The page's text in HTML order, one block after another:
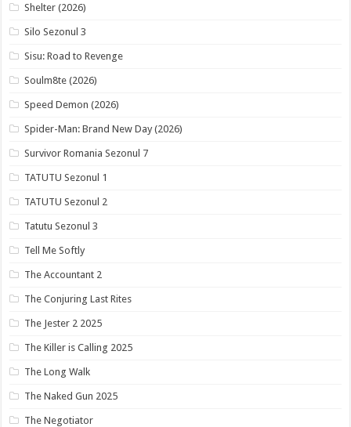
Shelter (2026)
Silo Sezonul 3
Sisu: Road to Revenge
Soulm8te (2026)
Speed Demon (2026)
Spider-Man: Brand New Day (2026)
Survivor Romania Sezonul 7
TATUTU Sezonul 1
TATUTU Sezonul 2
Tatutu Sezonul 3
Tell Me Softly
The Accountant 2
The Conjuring Last Rites
The Jester 2 2025
The Killer is Calling 2025
The Long Walk
The Naked Gun 2025
The Negotiator